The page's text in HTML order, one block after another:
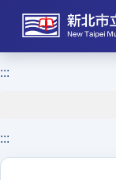
到
:::
:::